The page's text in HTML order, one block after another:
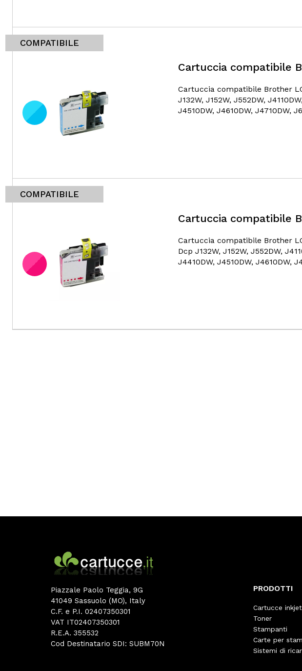
COMPATIBILE
Cartuccia compatibile
Cartuccia compatibile Brother
J132W, J152W, J552DW,
J4510DW, J4610DW, J4710DW,
COMPATIBILE
Cartuccia compatibile
Cartuccia compatibile Brother
Dcp J132W, J152W, J552DW,
J4410DW, J4510DW, J4610DW,
Piazzale Paolo Teggia, 9G
41049 Sassuolo (MO), Italy
C.F. e P.I. 02407350301
VAT IT02407350301
R.E.A. 355532
Cod Destinatario SDI: SUBM70N
PRODOTTI
Cartucce inkjet
Toner
Stampanti
Carte per
Sistemi di